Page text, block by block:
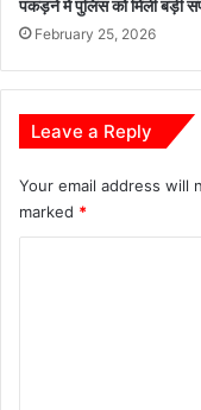
ट
ल
म
र्थ
ल्य
औ
र
पकड़ने में पुलिस को मिली बड़ी
February 25, 2026
Leave a Reply
Your email address will
marked *